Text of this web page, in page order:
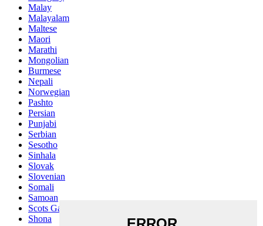
Malay
Malayalam
Maltese
Maori
Marathi
Mongolian
Burmese
Nepali
Norwegian
Pashto
Persian
Punjabi
Serbian
Sesotho
Sinhala
Slovak
Slovenian
Somali
Samoan
Scots Gaelic
Shona